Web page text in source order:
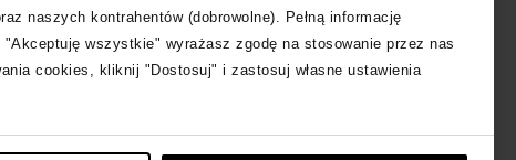
naszych kontrahentów (dobrowolne). Pełną informację
"Akceptuję wszystkie" wyrażasz zgodę na stosowanie przez nas
cookies, kliknij "Dostosuj" i zastosuj własne ustawienia
Opis produktu